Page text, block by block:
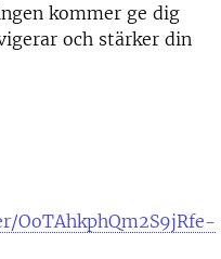
kommer ge dig
och stärker din
OoTAhkphQm2S9jRfe-